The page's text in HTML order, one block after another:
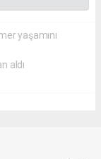
yaşamını
aldı